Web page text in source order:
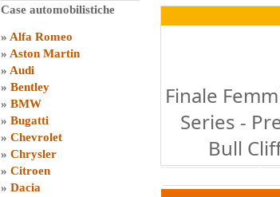
Case automobilistiche
» Alfa Romeo
» Aston Martin
» Audi
» Bentley
» BMW
» Bugatti
» Chevrolet
» Chrysler
» Citroen
» Dacia
Finale
Series -
Bull